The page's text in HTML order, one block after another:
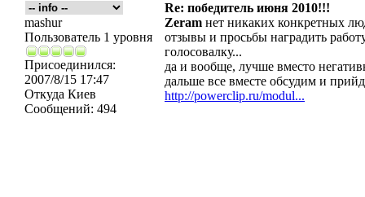
Re: победитель июня 2010!!!
mashur
Пользователь 1 уровня
Присоединился:
2007/8/15 17:47
Откуда Киев
Сообщений: 494
Zeram нет никаких конкретных
отзывы и просьбы наградить
голосовалку...
да и вообще, лучше вместо
дальше все вместе обсудим и
http://powerclip.ru/modul...